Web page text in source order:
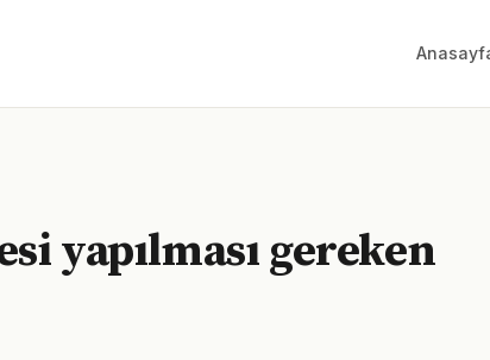
yapılması gereken